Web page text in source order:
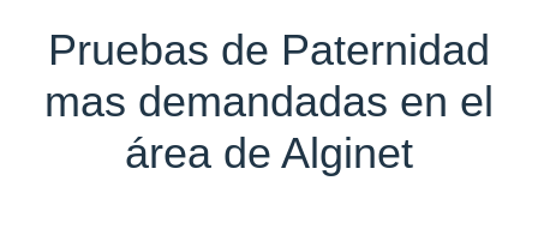
Pruebas de Paternidad
mas demandadas en el
área de Alginet